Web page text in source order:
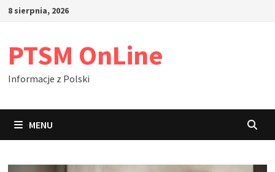
Skip8 sierpnia, 2026
PTSM OnLine
Informacje z Polski
MENU